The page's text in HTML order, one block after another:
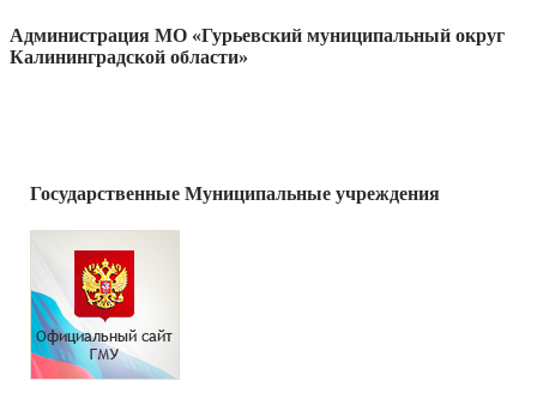
Администрация МО «Гурьевский муниципальный округ
Калининградской области»
Государственные Муниципальные учреждения